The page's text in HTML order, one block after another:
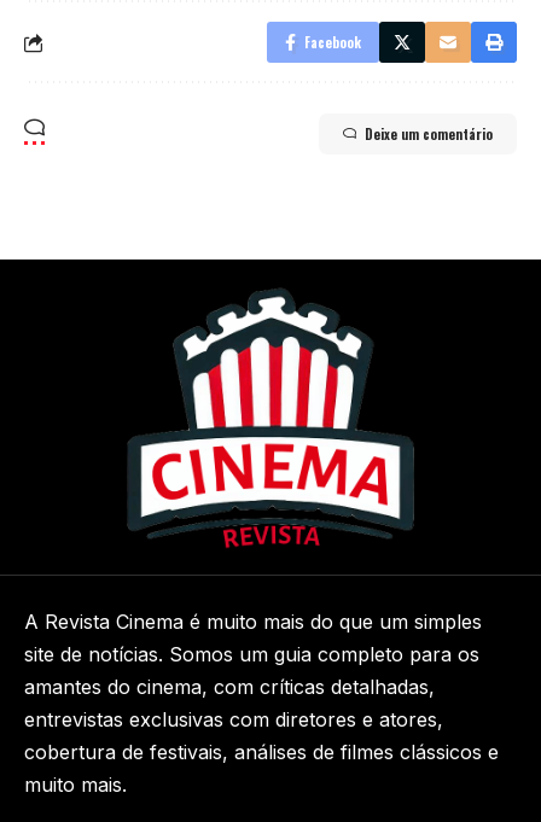
Facebook
Deixe um comentário
A Revista Cinema é muito mais do que um simples
site de notícias. Somos um guia completo para os
amantes do cinema, com críticas detalhadas,
entrevistas exclusivas com diretores e atores,
cobertura de festivais, análises de filmes clássicos e
muito mais.